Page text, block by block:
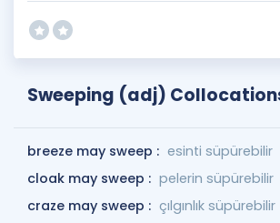
Sweeping (adj)
breeze may sweep : esinti süpürebilir
cloak may sweep : pelerin süpürebilir
craze may sweep : çılgınlık süpürebilir